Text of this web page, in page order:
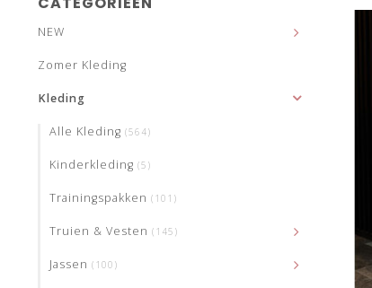
NEW
Zomer Kleding
Kleding
Alle Kleding (564)
Kinderkleding (5)
Trainingspakken (101)
Truien & Vesten (145)
Jassen (100)